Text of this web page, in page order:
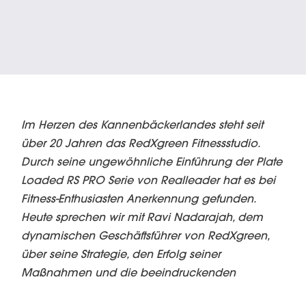
Im Herzen des Kannenbäckerlandes steht seit
über 20 Jahren das RedXgreen Fitnessstudio.
Durch seine ungewöhnliche Einführung der Plate
Loaded RS PRO Serie von Realleader hat es bei
Fitness-Enthusiasten Anerkennung gefunden.
Heute sprechen wir mit Ravi Nadarajah, dem
dynamischen Geschäftsführer von RedXgreen,
über seine Strategie, den Erfolg seiner
Maßnahmen und die beeindruckenden